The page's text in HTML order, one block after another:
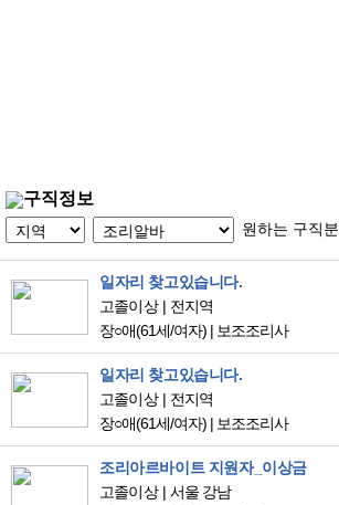
구직정보
원하는 구직
일자리 찾고있습니다.
고졸이상
전지역
장○애(61세/여자) | 보조조리사
일자리 찾고있습니다.
고졸이상
전지역
장○애(61세/여자) | 보조조리사
조리아르바이트 지원자_이상금
고졸이상
서울 강남